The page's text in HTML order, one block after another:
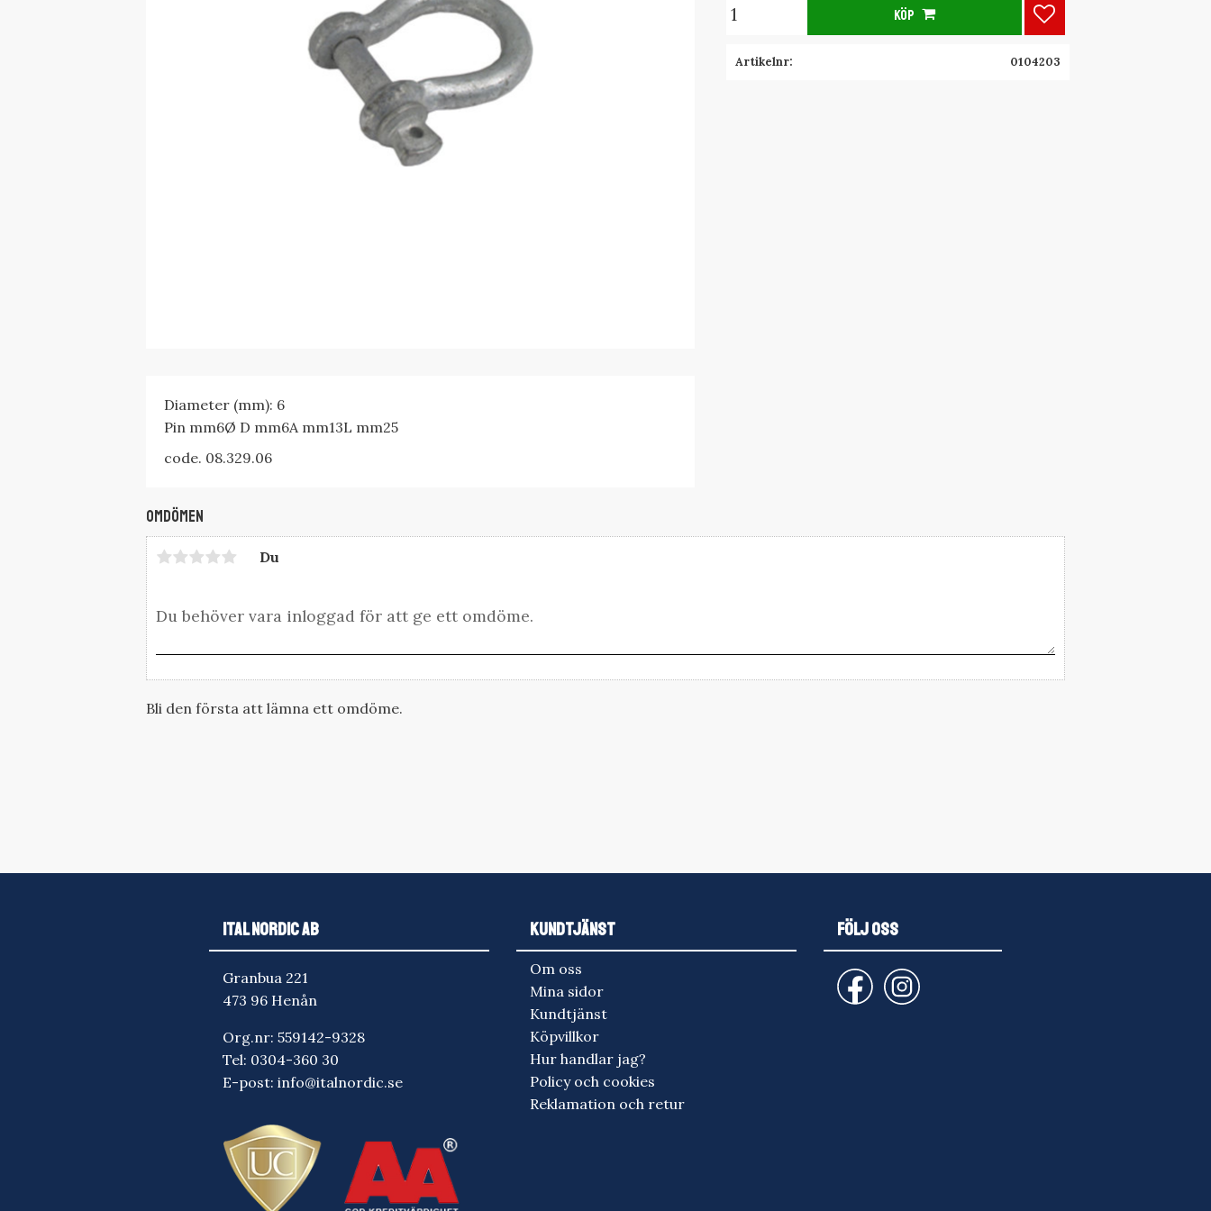
KÖP Lägg till i favoriter
Artikelnr 0104203
Diameter (mm): 6
Pin mm6Ø D mm6A mm13L mm25
code. 08.329.06
Omdömen
Du
Bli den första att lämna ett omdöme.
ITAL NORDIC AB
Granbua 221
473 96 Henån
Org.nr: 559142-9328
Tel: 0304-360 30
E-post:info@italnordic.se
KUNDTJÄNST
Om oss
Mina sidor
Kundtjänst
Köpvillkor
Hur handlar jag?
Policy och cookies
Reklamation och retur
FÖLJ OSS